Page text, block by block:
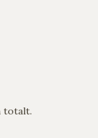
totalt.